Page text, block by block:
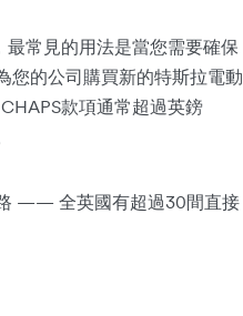
常見的用法是當您需要確保
您的公司購買新的特斯拉電動
款項通常超過英鎊
—— 全英國有超過30間直接